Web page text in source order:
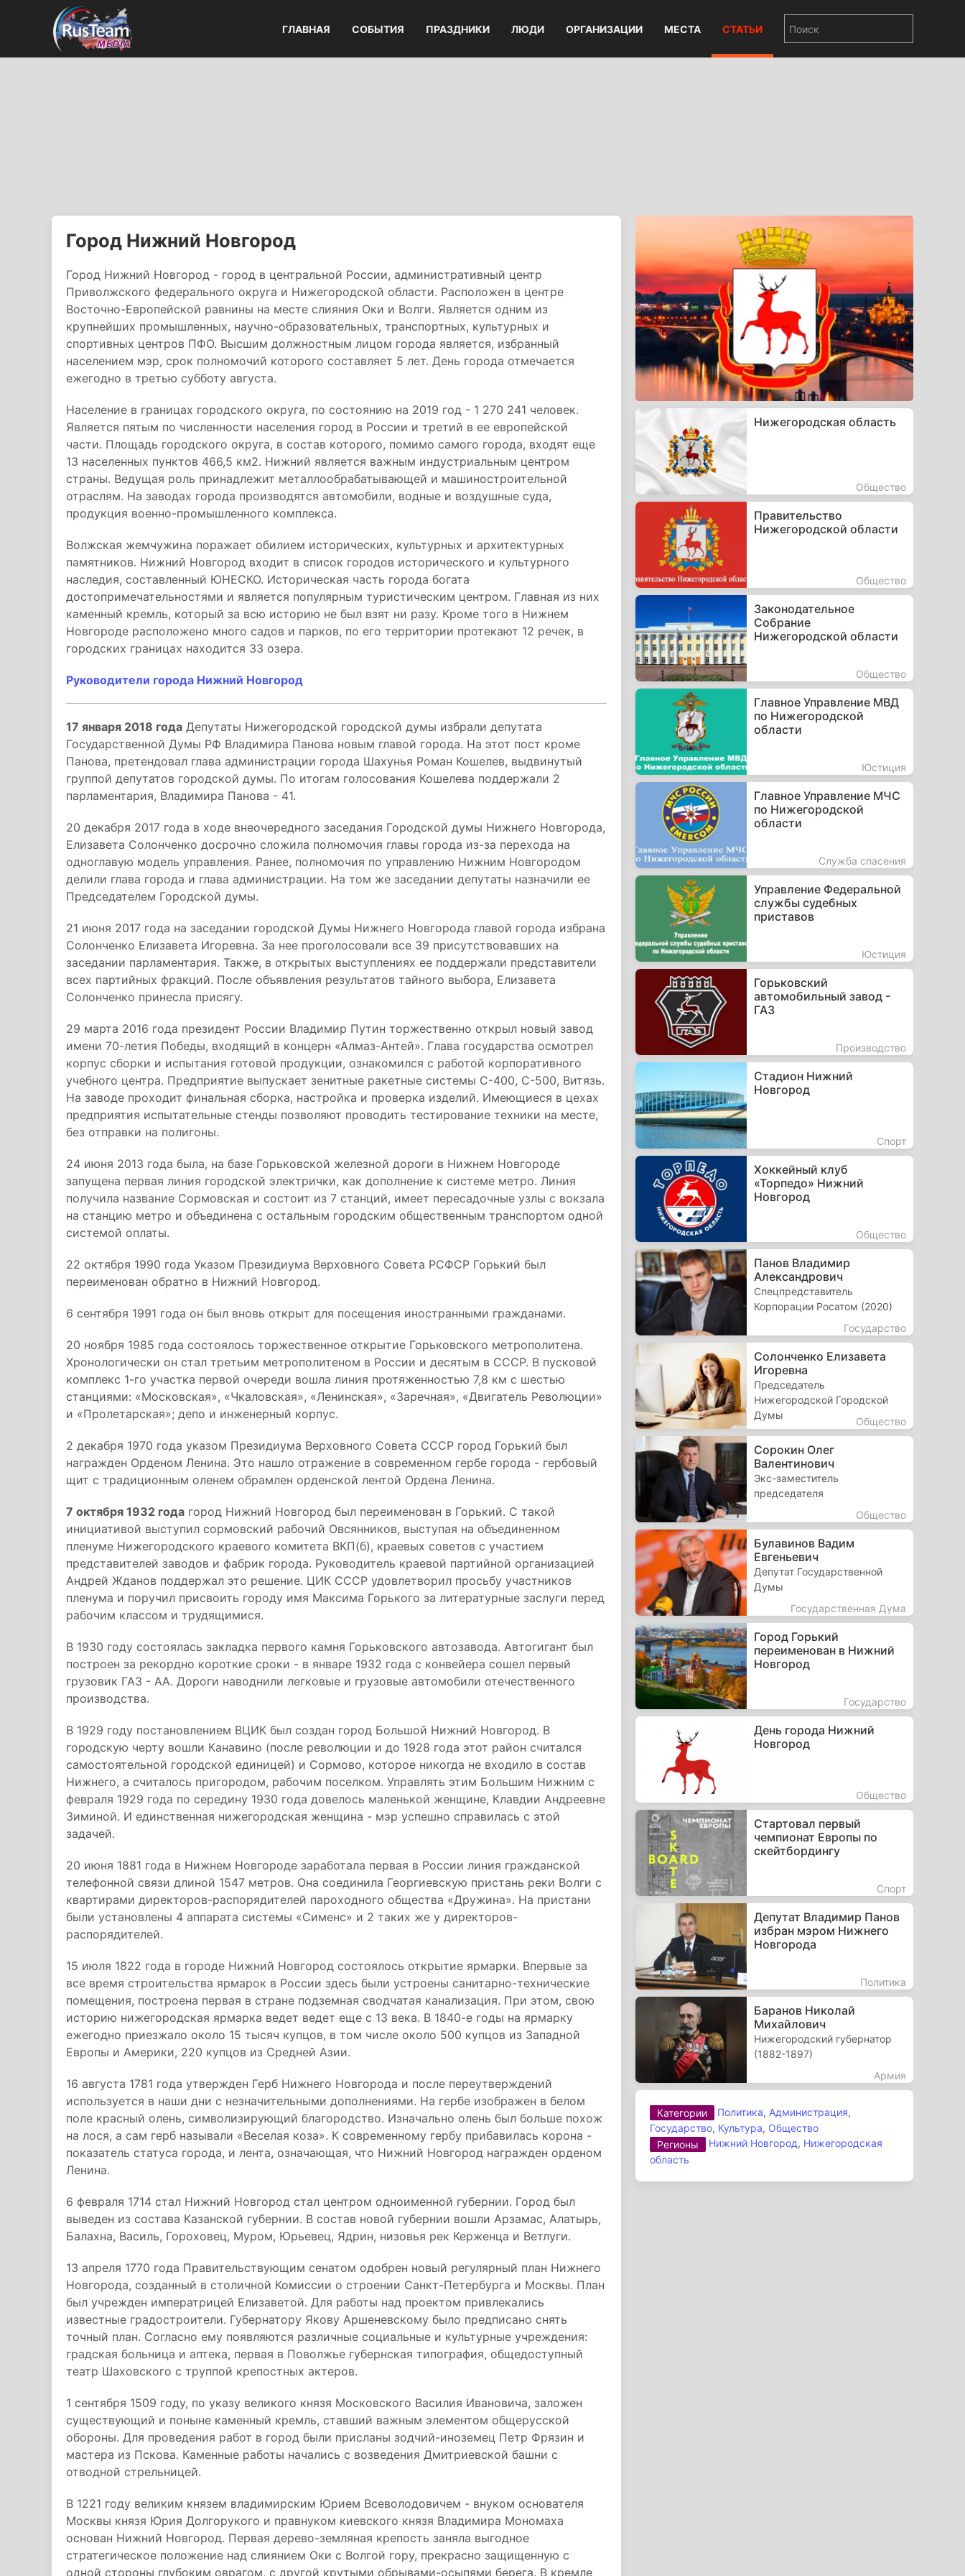
ГЛАВНАЯ СОБЫТИЯ ПРАЗДНИКИ ЛЮДИ ОРГАНИЗАЦИИ МЕСТА СТАТЬИ
Город Нижний Новгород
Город Нижний Новгород - город в центральной России, административный центр
Приволжского федерального округа и Нижегородской области. Расположен в центре
Восточно-Европейской равнины на месте слияния Оки и Волги. Является одним из
крупнейших промышленных, научно-образовательных, транспортных, культурных и
спортивных центров ПФО. Высшим должностным лицом города является, избранный
населением мэр, срок полномочий которого составляет 5 лет. День города отмечается
ежегодно в третью субботу августа.
Население в границах городского округа, по состоянию на 2019 год - 1 270 241 человек.
Является пятым по численности населения город в России и третий в ее европейской
части. Площадь городского округа, в состав которого, помимо самого города, входят еще
13 населенных пунктов 466,5 км2. Нижний является важным индустриальным центром
страны. Ведущая роль принадлежит металлообрабатывающей и машиностроительной
отраслям. На заводах города производятся автомобили, водные и воздушные суда,
продукция военно-промышленного комплекса.
Волжская жемчужина поражает обилием исторических, культурных и архитектурных
памятников. Нижний Новгород входит в список городов исторического и культурного
наследия, составленный ЮНЕСКО. Историческая часть города богата
достопримечательностями и является популярным туристическим центром. Главная из них
каменный кремль, который за всю историю не был взят ни разу. Кроме того в Нижнем
Новгороде расположено много садов и парков, по его территории протекают 12 речек, в
городских границах находится 33 озера.
Руководители города Нижний Новгород
17 января 2018 года Депутаты Нижегородской городской думы избрали депутата
Государственной Думы РФ Владимира Панова новым главой города. На этот пост кроме
Панова, претендовал глава администрации города Шахунья Роман Кошелев, выдвинутый
группой депутатов городской думы. По итогам голосования Кошелева поддержали 2
парламентария, Владимира Панова - 41.
20 декабря 2017 года в ходе внеочередного заседания Городской думы Нижнего Новгорода,
Елизавета Солонченко досрочно сложила полномочия главы города из-за перехода на
одноглавую модель управления. Ранее, полномочия по управлению Нижним Новгородом
делили глава города и глава администрации. На том же заседании депутаты назначили ее
Председателем Городской думы.
21 июня 2017 года на заседании городской Думы Нижнего Новгорода главой города избрана
Солонченко Елизавета Игоревна. За нее проголосовали все 39 присутствовавших на
заседании парламентария. Также, в открытых выступлениях ее поддержали представители
всех партийных фракций. После объявления результатов тайного выбора, Елизавета
Солонченко принесла присягу.
29 марта 2016 года президент России Владимир Путин торжественно открыл новый завод
имени 70-летия Победы, входящий в концерн «Алмаз-Антей». Глава государства осмотрел
корпус сборки и испытания готовой продукции, ознакомился с работой корпоративного
учебного центра. Предприятие выпускает зенитные ракетные системы С-400, С-500, Витязь.
На заводе проходит финальная сборка, настройка и проверка изделий. Имеющиеся в цехах
предприятия испытательные стенды позволяют проводить тестирование техники на месте,
без отправки на полигоны.
24 июня 2013 года была, на базе Горьковской железной дороги в Нижнем Новгороде
запущена первая линия городской электрички, как дополнение к системе метро. Линия
получила название Сормовская и состоит из 7 станций, имеет пересадочные узлы с вокзала
на станцию метро и объединена с остальным городским общественным транспортом одной
системой оплаты.
22 октября 1990 года Указом Президиума Верховного Совета РСФСР Горький был
переименован обратно в Нижний Новгород.
6 сентября 1991 года он был вновь открыт для посещения иностранными гражданами.
20 ноября 1985 года состоялось торжественное открытие Горьковского метрополитена.
Хронологически он стал третьим метрополитеном в России и десятым в СССР. В пусковой
комплекс 1-го участка первой очереди вошла линия протяженностью 7,8 км с шестью
станциями: «Московская», «Чкаловская», «Ленинская», «Заречная», «Двигатель Революции»
и «Пролетарская»; депо и инженерный корпус.
2 декабря 1970 года указом Президиума Верховного Совета СССР город Горький был
награжден Орденом Ленина. Это нашло отражение в современном гербе города - гербовый
щит с традиционным оленем обрамлен орденской лентой Ордена Ленина.
7 октября 1932 года город Нижний Новгород был переименован в Горький. С такой
инициативой выступил сормовский рабочий Овсянников, выступая на объединенном
пленуме Нижегородского краевого комитета ВКП(б), краевых советов с участием
представителей заводов и фабрик города. Руководитель краевой партийной организацией
Андрей Жданов поддержал это решение. ЦИК СССР удовлетворил просьбу участников
пленума и поручил присвоить городу имя Максима Горького за литературные заслуги перед
рабочим классом и трудящимися.
В 1930 году состоялась закладка первого камня Горьковского автозавода. Автогигант был
построен за рекордно короткие сроки - в январе 1932 года с конвейера сошел первый
грузовик ГАЗ - АА. Дороги наводнили легковые и грузовые автомобили отечественного
производства.
В 1929 году постановлением ВЦИК был создан город Большой Нижний Новгород. В
городскую черту вошли Канавино (после революции и до 1928 года этот район считался
самостоятельной городской единицей) и Сормово, которое никогда не входило в состав
Нижнего, а считалось пригородом, рабочим поселком. Управлять этим Большим Нижним с
февраля 1929 года по середину 1930 года довелось маленькой женщине, Клавдии Андреевне
Зиминой. И единственная нижегородская женщина - мэр успешно справилась с этой
задачей.
20 июня 1881 года в Нижнем Новгороде заработала первая в России линия гражданской
телефонной связи длиной 1547 метров. Она соединила Георгиевскую пристань реки Волги с
квартирами директоров-распорядителей пароходного общества «Дружина». На пристани
были установлены 4 аппарата системы «Сименс» и 2 таких же у директоров-
распорядителей.
15 июля 1822 года в городе Нижний Новгород состоялось открытие ярмарки. Впервые за
все время строительства ярмарок в России здесь были устроены санитарно-технические
помещения, построена первая в стране подземная сводчатая канализация. При этом, свою
историю нижегородская ярмарка ведет ведет еще с 13 века. В 1840-е годы на ярмарку
ежегодно приезжало около 15 тысяч купцов, в том числе около 500 купцов из Западной
Европы и Америки, 220 купцов из Средней Азии.
16 августа 1781 года утвержден Герб Нижнего Новгорода и после переутверждений
используется в наши дни с незначительными дополнениями. На гербе изображен в белом
поле красный олень, символизирующий благородство. Изначально олень был больше похож
на лося, а сам герб называли «Веселая коза». К современному гербу прибавилась корона -
показатель статуса города, и лента, означающая, что Нижний Новгород награжден орденом
Ленина.
6 февраля 1714 стал Нижний Новгород стал центром одноименной губернии. Город был
выведен из состава Казанской губернии. В состав новой губернии вошли Арзамас, Алатырь,
Балахна, Василь, Гороховец, Муром, Юрьевец, Ядрин, низовья рек Керженца и Ветлуги.
13 апреля 1770 года Правительствующим сенатом одобрен новый регулярный план Нижнего
Новгорода, созданный в столичной Комиссии о строении Санкт-Петербурга и Москвы. План
был учрежден императрицей Елизаветой. Для работы над проектом привлекались
известные градостроители. Губернатору Якову Аршеневскому было предписано снять
точный план. Согласно ему появляются различные социальные и культурные учреждения:
градская больница и аптека, первая в Поволжье губернская типография, общедоступный
театр Шаховского с труппой крепостных актеров.
1 сентября 1509 году, по указу великого князя Московского Василия Ивановича, заложен
существующий и поныне каменный кремль, ставший важным элементом общерусской
обороны. Для проведения работ в город были присланы зодчий-иноземец Петр Фрязин и
мастера из Пскова. Каменные работы начались с возведения Дмитриевской башни с
отводной стрельницей.
В 1221 году великим князем владимирским Юрием Всеволодовичем - внуком основателя
Москвы князя Юрия Долгорукого и правнуком киевского князя Владимира Мономаха
основан Нижний Новгород. Первая дерево-земляная крепость заняла выгодное
стратегическое положение над слиянием Оки с Волгой гору, прекрасно защищенную с
одной стороны глубоким оврагом, с другой крутыми обрывами-осыпями берега. В кремле
Нижегородская область
Общество
Правительство
Нижегородской области
Общество
Законодательное
Собрание
Нижегородской области
Общество
Главное Управление МВД
по Нижегородской
области
Юстиция
Главное Управление МЧС
по Нижегородской
области
Служба спасения
Управление Федеральной
службы судебных
приставов
Юстиция
Горьковский
автомобильный завод -
ГАЗ
Производство
Стадион Нижний
Новгород
Спорт
Хоккейный клуб
«Торпедо» Нижний
Новгород
Общество
Панов Владимир
Александрович
Спецпредставитель
Корпорации Росатом (2020)
Государство
Солонченко Елизавета
Игоревна
Председатель
Нижегородской Городской
Думы
Общество
Сорокин Олег
Валентинович
Экс-заместитель
председателя
Общество
Булавинов Вадим
Евгеньевич
Депутат Государственной
Думы
Государственная Дума
Город Горький
переименован в Нижний
Новгород
Государство
День города Нижний
Новгород
Общество
Стартовал первый
чемпионат Европы по
скейтбордингу
Спорт
Депутат Владимир Панов
избран мэром Нижнего
Новгорода
Политика
Баранов Николай
Михайлович
Нижегородский губернатор
(1882-1897)
Армия
Категории Политика, Администрация,
Государство, Культура, Общество
Регионы
Нижний Новгород, Нижегородская
область